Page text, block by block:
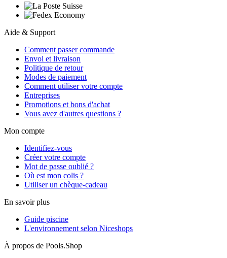
Aide & Support
Comment passer commande
Envoi et livraison
Politique de retour
Modes de paiement
Comment utiliser votre compte
Entreprises
Promotions et bons d'achat
Vous avez d'autres questions ?
Mon compte
Identifiez-vous
Créer votre compte
Mot de passe oublié ?
Où est mon colis ?
Utiliser un chèque-cadeau
En savoir plus
Guide piscine
L'environnement selon Niceshops
À propos de Pools.Shop